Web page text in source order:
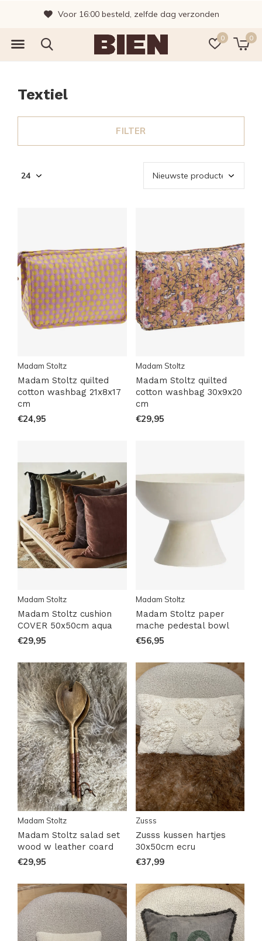
0 0
Voor 16:00 besteld, zelfde dag verzonden
Textiel
FILTER
Madam Stoltz
Madam Stoltz quilted
cotton washbag 21x8x17
cm
€24,95
Madam Stoltz
Madam Stoltz quilted
cotton washbag 30x9x20
cm
€29,95
Madam Stoltz
Madam Stoltz cushion
COVER 50x50cm aqua
€29,95
Madam Stoltz
Madam Stoltz paper
mache pedestal bowl
€56,95
Madam Stoltz
Madam Stoltz salad set
wood w leather coard
€29,95
Zusss
Zusss kussen hartjes
30x50cm ecru
€37,99